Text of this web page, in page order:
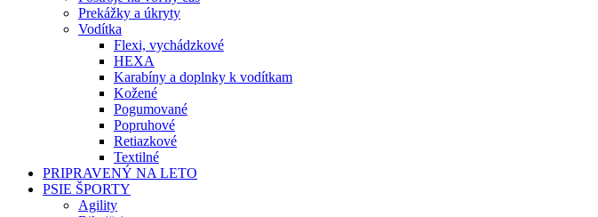
Prekážky a úkryty
Vodítka
Flexi, vychádzkové
HEXA
Karabíny a doplnky k vodítkam
Kožené
Pogumované
Popruhové
Retiazkové
Textilné
PRIPRAVENÝ NA LETO
PSIE ŠPORTY
Agility